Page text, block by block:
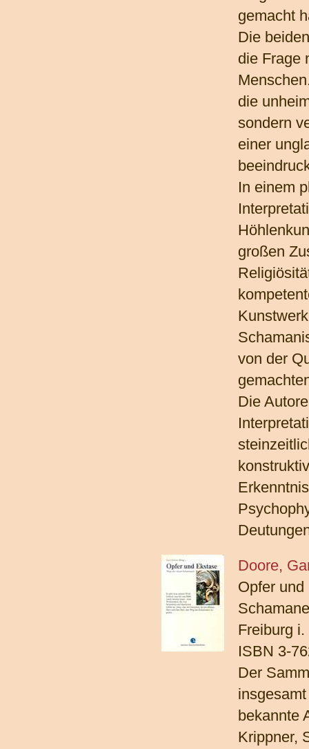
gemacht
Die
die Frage
die
sondern
einer
In einem
großen
von der
Die
Doore,
Opfer
Freiburg
ISBN 3-
Der
bekannte
Krippner,